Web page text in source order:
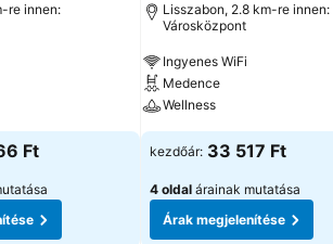
re innen:
Ft
Lisszabon, 2.8 km-re innen:
Városközpont
Ingyenes WiFi
Medence
Wellness
kezdőár: 33 517 Ft
4 oldal árainak mutatása
Árak megjelenítése